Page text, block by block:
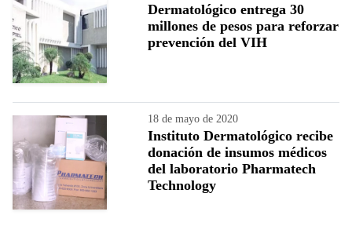
Dermatológico entrega 30
millones de pesos para reforzar
prevención del VIH
18 de mayo de 2020
Instituto Dermatológico recibe
donación de insumos médicos
del laboratorio Pharmatech
Technology